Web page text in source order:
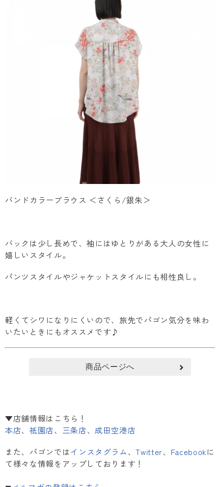
バンドカラーブラウス ＜さくら/銀朱＞
バックは少し長めで、袖にはゆとりがある大人の女性に
嬉しいスタイル。
パンツスタイルやジャケットスタイルにも相性良し。
軽くてシワになりにくいので、旅先でパゴン気分を味わ
いたいときにもオススメです♪
商品ページへ
▼店舗情報はこちら！
本店、 祇園店、 三条店、 成田空港店
また、パゴンではインスタグラム、Twitter、 Facebookに
て様々な情報をアップしております！